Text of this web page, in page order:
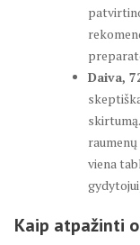
Daiva,
viena
Kaip atpažinti